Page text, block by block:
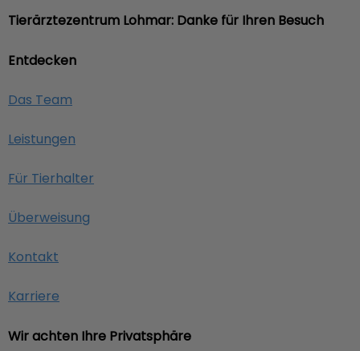
Entdecken
Das Team
Leistungen
Für Tierhalter
Überweisung
Kontakt
Karriere
Wir achten Ihre Privatsphäre
Tierärztezentrum Lohmar: Danke für Ihren Besuch